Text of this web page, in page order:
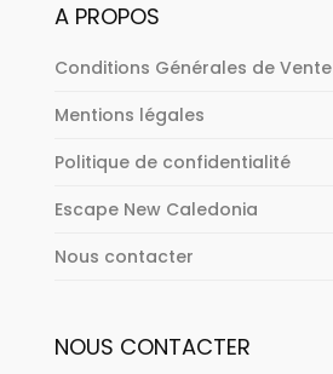
A PROPOS
Conditions Générales de Vente
Mentions légales
Politique de confidentialité
Escape New Caledonia
Nous contacter
NOUS CONTACTER